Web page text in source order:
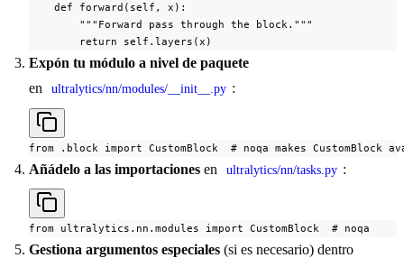
    def forward(self, x):
        """Forward pass through the block."""
        return self.layers(x)
Expón tu módulo a nivel de paquete
en
ultralytics/nn/modules/__init__.py :
from .block import CustomBlock  # noqa makes CustomBlock
Añádelo a las importaciones en ultralytics/nn/tasks.py :
from ultralytics.nn.modules import CustomBlock  # noqa
Gestiona argumentos especiales (si es necesario) dentro